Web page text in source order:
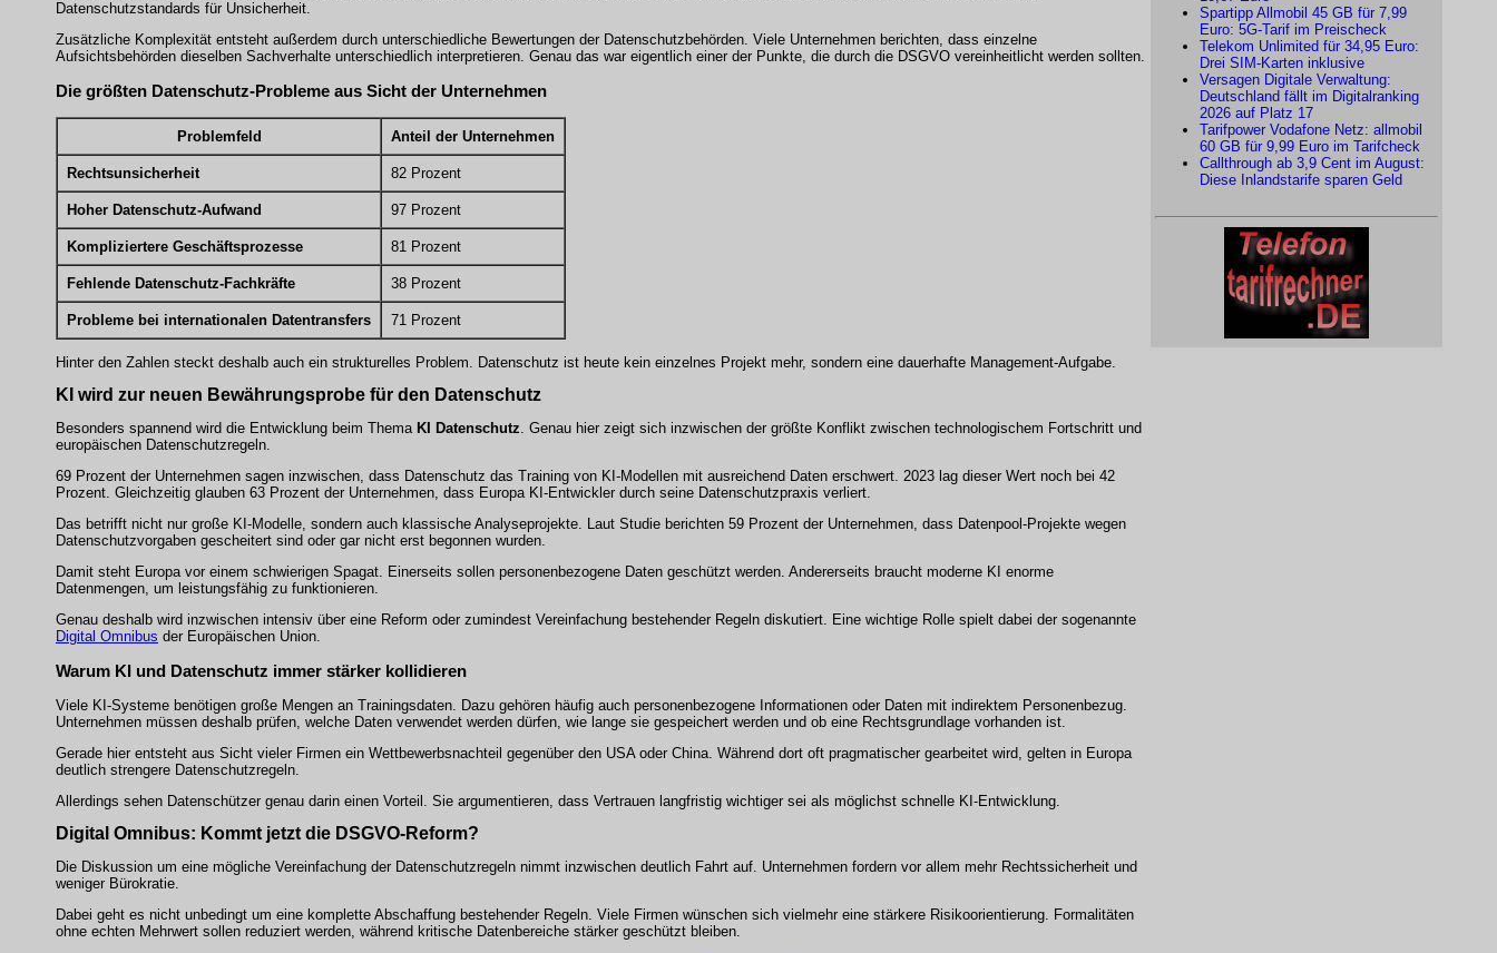
Datenschutzstandards für Unsicherheit.
Zusätzliche Komplexität entsteht außerdem durch unterschiedliche Bewertungen der Datenschutzbehörden. Viele Unternehmen berichten, dass einzelne
Aufsichtsbehörden dieselben Sachverhalte unterschiedlich interpretieren. Genau das war eigentlich einer der Punkte, die durch die DSGVO vereinheitlicht werden sollten.
Die größten Datenschutz-Probleme aus Sicht der Unternehmen
Problemfeld Anteil der Unternehmen
Rechtsunsicherheit 82 Prozent
Hoher Datenschutz-Aufwand 97 Prozent
Kompliziertere Geschäftsprozesse 81 Prozent
Fehlende Datenschutz-Fachkräfte 38 Prozent
Probleme bei internationalen Datentransfers 71 Prozent
Hinter den Zahlen steckt deshalb auch ein strukturelles Problem. Datenschutz ist heute kein einzelnes Projekt mehr, sondern eine dauerhafte Management-Aufgabe.
KI wird zur neuen Bewährungsprobe für den Datenschutz
Besonders spannend wird die Entwicklung beim Thema KI Datenschutz. Genau hier zeigt sich inzwischen der größte Konflikt zwischen technologischem Fortschritt und
europäischen Datenschutzregeln.
69 Prozent der Unternehmen sagen inzwischen, dass Datenschutz das Training von KI-Modellen mit ausreichend Daten erschwert. 2023 lag dieser Wert noch bei 42
Prozent. Gleichzeitig glauben 63 Prozent der Unternehmen, dass Europa KI-Entwickler durch seine Datenschutzpraxis verliert.
Das betrifft nicht nur große KI-Modelle, sondern auch klassische Analyseprojekte. Laut Studie berichten 59 Prozent der Unternehmen, dass Datenpool-Projekte wegen
Datenschutzvorgaben gescheitert sind oder gar nicht erst begonnen wurden.
Damit steht Europa vor einem schwierigen Spagat. Einerseits sollen personenbezogene Daten geschützt werden. Andererseits braucht moderne KI enorme
Datenmengen, um leistungsfähig zu funktionieren.
Genau deshalb wird inzwischen intensiv über eine Reform oder zumindest Vereinfachung bestehender Regeln diskutiert. Eine wichtige Rolle spielt dabei der sogenannte
Digital Omnibus der Europäischen Union.
Warum KI und Datenschutz immer stärker kollidieren
Viele KI-Systeme benötigen große Mengen an Trainingsdaten. Dazu gehören häufig auch personenbezogene Informationen oder Daten mit indirektem Personenbezug.
Unternehmen müssen deshalb prüfen, welche Daten verwendet werden dürfen, wie lange sie gespeichert werden und ob eine Rechtsgrundlage vorhanden ist.
Gerade hier entsteht aus Sicht vieler Firmen ein Wettbewerbsnachteil gegenüber den USA oder China. Während dort oft pragmatischer gearbeitet wird, gelten in Europa
deutlich strengere Datenschutzregeln.
Allerdings sehen Datenschützer genau darin einen Vorteil. Sie argumentieren, dass Vertrauen langfristig wichtiger sei als möglichst schnelle KI-Entwicklung.
Digital Omnibus: Kommt jetzt die DSGVO-Reform?
Die Diskussion um eine mögliche Vereinfachung der Datenschutzregeln nimmt inzwischen deutlich Fahrt auf. Unternehmen fordern vor allem mehr Rechtssicherheit und
weniger Bürokratie.
Dabei geht es nicht unbedingt um eine komplette Abschaffung bestehender Regeln. Viele Firmen wünschen sich vielmehr eine stärkere Risikoorientierung. Formalitäten
ohne echten Mehrwert sollen reduziert werden, während kritische Datenbereiche stärker geschützt bleiben.
Spartipp Allmobil 45 GB für 7,99
Euro: 5G-Tarif im Preischeck
Telekom Unlimited für 34,95 Euro:
Drei SIM-Karten inklusive
Versagen Digitale Verwaltung:
Deutschland fällt im Digitalranking
2026 auf Platz 17
Tarifpower Vodafone Netz: allmobil
60 GB für 9,99 Euro im Tarifcheck
Callthrough ab 3,9 Cent im August:
Diese Inlandstarife sparen Geld